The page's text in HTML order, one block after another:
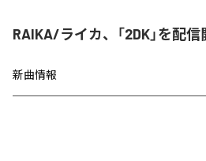
RAIKA/ライカ、「2DK」を配信
新曲情報